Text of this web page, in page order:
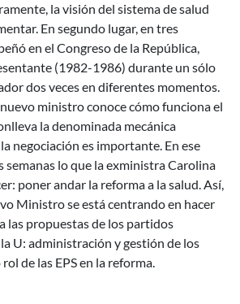
la visión del sistema de salud
En segundo lugar, en tres
en el Congreso de la República,
(1982-1986) durante un sólo
dos veces en diferentes momentos.
ministro conoce cómo funciona el
la denominada mecánica
negociación es importante. En ese
semanas lo que la exministra Carolina
poner andar la reforma a la salud. Así,
Ministro se está centrando en hacer
las propuestas de los partidos
U: administración y gestión de los
de las EPS en la reforma.